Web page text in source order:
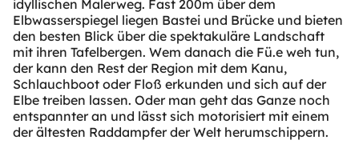
idyllischen Malerweg. Fast 200m über dem
Elbwasserspiegel liegen Bastei und Brücke und bieten
den besten Blick über die spektakuläre Landschaft
mit ihren Tafelbergen. Wem danach die Fü.e weh tun,
der kann den Rest der Region mit dem Kanu,
Schlauchboot oder Floß erkunden und sich auf der
Elbe treiben lassen. Oder man geht das Ganze noch
entspannter an und lässt sich motorisiert mit einem
der ältesten Raddampfer der Welt herumschippern.